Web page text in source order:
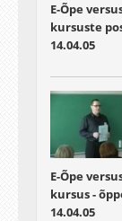
E-Õpe
kursuste
14.04.05
E-Õpe
kursus -
14.04.05